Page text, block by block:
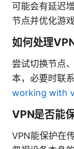
可能会有延迟
节点并优化游
如何处理
尝试切换节点
本，必要时联
working with
VPN是否能
VPN能保护在